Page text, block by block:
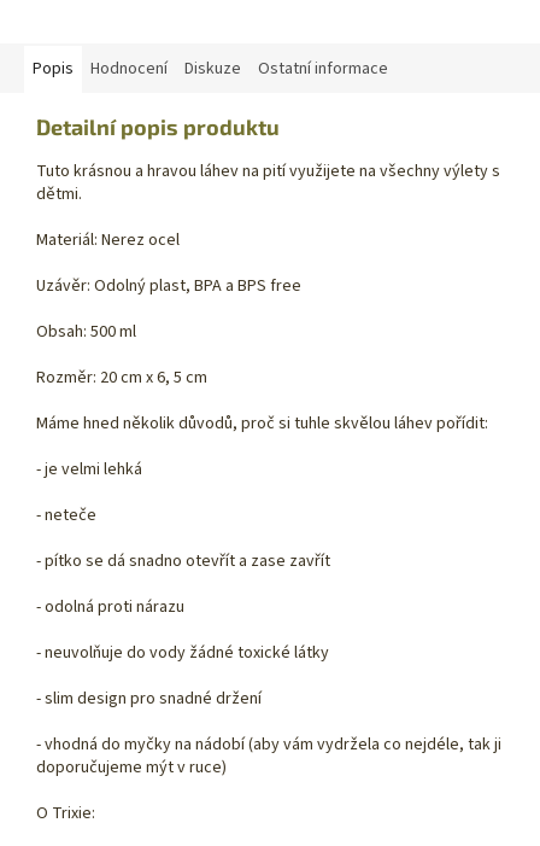
Popis Hodnocení Diskuze Ostatní informace
Detailní popis produktu
Tuto krásnou a hravou láhev na pití využijete na všechny výlety s
dětmi.
Materiál: Nerez ocel
Uzávěr: Odolný plast, BPA a BPS free
Obsah: 500 ml
Rozměr: 20 cm x 6, 5 cm
Máme hned několik důvodů, proč si tuhle skvělou láhev pořídit:
- je velmi lehká
- neteče
- pítko se dá snadno otevřít a zase zavřít
- odolná proti nárazu
- neuvolňuje do vody žádné toxické látky
- slim design pro snadné držení
- vhodná do myčky na nádobí (aby vám vydržela co nejdéle, tak ji
doporučujeme mýt v ruce)
O Trixie: